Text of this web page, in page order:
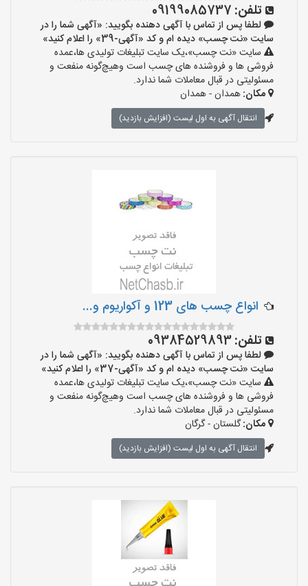
تلفن: 09199085737
لطفا پس از تماس با آگهی دهنده بگویید: «آگهی شما را در
سایت «نت چسب» دیده ام و کد «آگهی-39» را اعلام کنید»
سایت «نت چسب»،یک سایت تبلیغات تولیدی ها،عمده
فروشی ها و فروشنده های چسب است وهیچ‌گونه منفعت و
مسئولیتی در قبال معاملات شما ندارد.
مکان:همدان - همدان
انتقال آگهی به اول لیست (افزایش بازدید)
انواع چسب های 123 و آکواریوم و...
تلفن:09384529893
لطفا پس از تماس با آگهی دهنده بگویید: «آگهی شما را در
سایت «نت چسب» دیده ام و کد «آگهی-37» را اعلام کنید»
سایت «نت چسب»،یک سایت تبلیغات تولیدی ها،عمده
فروشی ها و فروشنده های چسب است وهیچ‌گونه منفعت و
مسئولیتی در قبال معاملات شما ندارد.
مکان:گلستان - گرگان
انتقال آگهی به اول لیست (افزایش بازدید)